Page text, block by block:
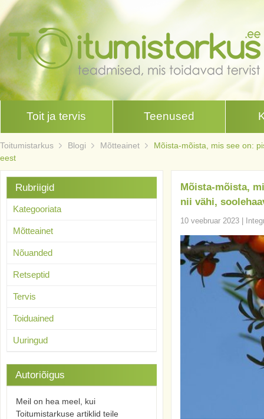
Toit ja tervis Teenused
Toitumistarkus Blogi Mõtteainet
Mõista-mõista, mis see on:
eest
Mõista-mõista,
nii vähi,
10 veebruar 2023
Rubriigid
Kategooriata
Mõtteainet
Nõuanded
Retseptid
Tervis
Toiduained
Uuringud
Autoriõigus
Meil on hea meel, kui
Toitumistarkuse artiklid teile